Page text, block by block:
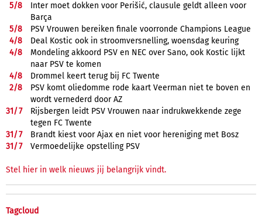
5/8
Inter moet dokken voor Perišić, clausule geldt alleen voor
Barça
5/8
PSV Vrouwen bereiken finale voorronde Champions League
4/8
Deal Kostic ook in stroomversnelling, woensdag keuring
4/8
Mondeling akkoord PSV en NEC over Sano, ook Kostic lijkt
naar PSV te komen
4/8
Drommel keert terug bij FC Twente
2/8
PSV komt oliedomme rode kaart Veerman niet te boven en
wordt vernederd door AZ
31/7
Rijsbergen leidt PSV Vrouwen naar indrukwekkende zege
tegen FC Twente
31/7
Brandt kiest voor Ajax en niet voor hereniging met Bosz
31/7 Vermoedelijke opstelling PSV
Stel hier in welk nieuws jij belangrijk vindt.
Tagcloud